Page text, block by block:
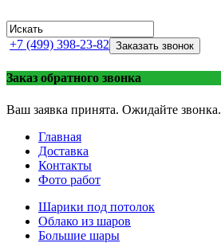
+7 (499) 398-23-82 Заказать звонок
Заказ обратного звонка
Ваш заявка принята. Ожидайте звонка.
Главная
Доставка
Контакты
Фото работ
Шарики под потолок
Облако из шаров
Большие шары